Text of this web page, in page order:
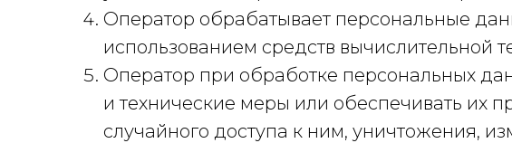
Оператор обрабатывает персональные
использованием средств вычислительной
Оператор при обработке персональных
и технические меры или обеспечивать их
случайного доступа к ним, уничтожения,